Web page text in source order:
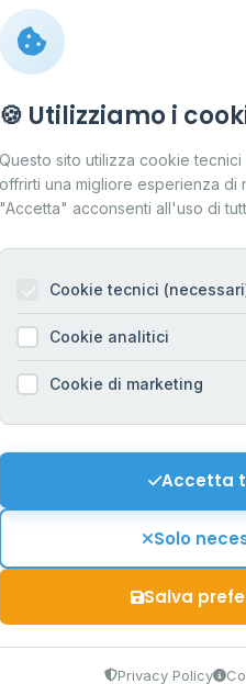
Alto
Contatti
Per gestori
Informazioni
Privacy Policy
Cookie Policy
Mappa del sito
Contattaci
🍪 Utilizziamo i
Questo sito utilizza cookie
offrirti una migliore esperienza di
"Accetta" acconsenti all'uso di
Cookie tecnici
Cookie analitici
Cookie di marketing
Accetta
Solo
Salva
Privacy Policy